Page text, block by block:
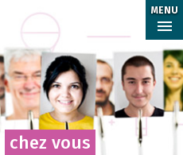
MENU
chez vous